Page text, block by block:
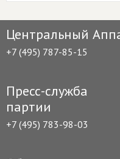
Центральный
+7 (495) 787-85-15
Пресс-служба
партии
+7 (495) 783-98-03